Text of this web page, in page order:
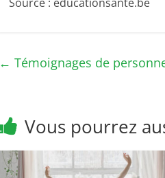
← Témoignages de
Vous pourrez